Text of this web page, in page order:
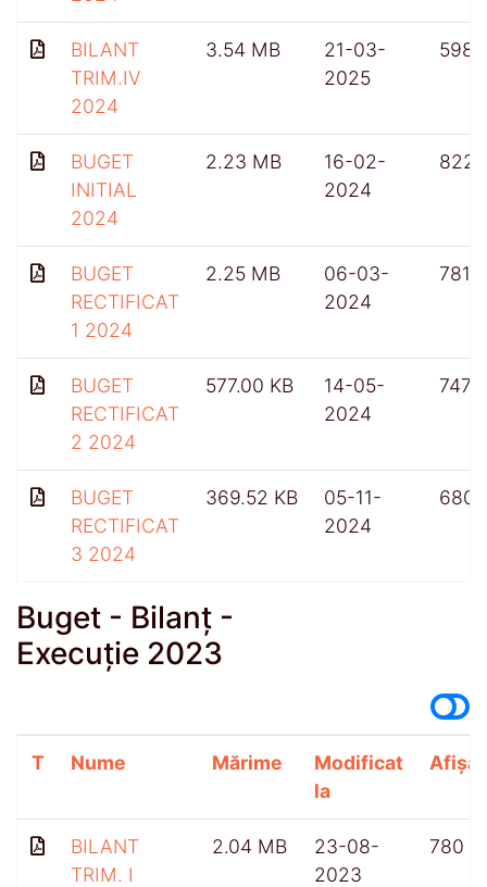
BILANT
TRIM.IV
2024
3.54 MB
21-03-
2025
598
BUGET
INITIAL
2024
2.23 MB
16-02-
2024
822
BUGET
RECTIFICAT
1 2024
2.25 MB
06-03-
2024
781
BUGET
RECTIFICAT
2 2024
577.00 KB
14-05-
2024
747
BUGET
RECTIFICAT
3 2024
369.52 KB
05-11-
2024
680
Buget - Bilanț -
Execuție 2023
T Nume Mărime
Modificat
la
BILANT
TRIM. I
2.04 MB
23-08-
2023
780